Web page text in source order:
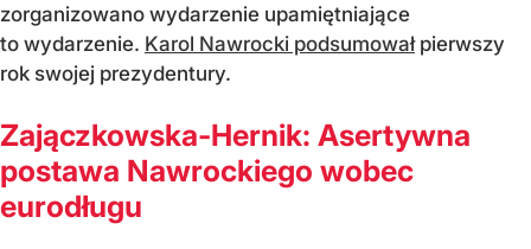
zorganizowano wydarzenie upamiętniające
to wydarzenie. Karol Nawrocki podsumowałpierwszy
rok swojej prezydentury.
Zajączkowska-Hernik: Asertywna
postawa Nawrockiego wobec
eurodługu